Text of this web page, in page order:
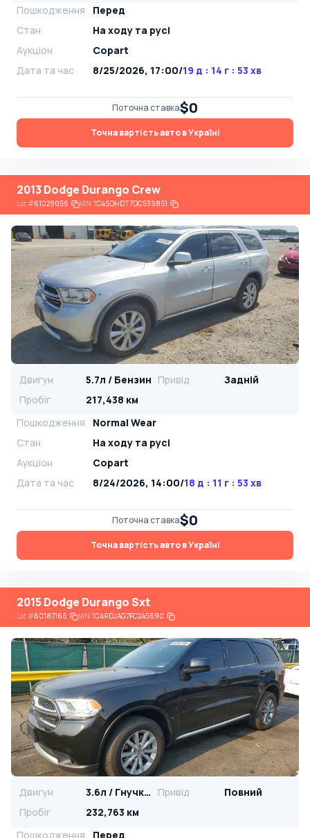
Пошкодження
Перед
Стан
На ​​ходу та русі
Аукціон
Copart
Дата та час
8/25/2026, 17:00/19 д : 14 г : 53 хв
Поточна ставка$0
Точна вартість авто в Україні
2013 Dodge Durango Crew
Lot#61028056 VIN:1C4SDHDT7DC539851
Двигун 5.7л / Бензин Привід
Задній
Пробіг
217,438 км
Пошкодження
Normal Wear
Стан
На ​​ходу та русі
Аукціон
Copart
Дата та час
8/24/2026, 14:00/18 д : 11 г : 53 хв
Поточна ставка$0
Точна вартість авто в Україні
2015 Dodge Durango Sxt
Lot#60187166 VIN:1C4RDJAG7FC245690
Двигун 3.6л / Гнучке паливо Привід
Повний
Пробіг
232,763 км
Пошкодження
Перед